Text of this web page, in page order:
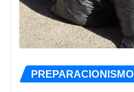
PREPARACIONISMO